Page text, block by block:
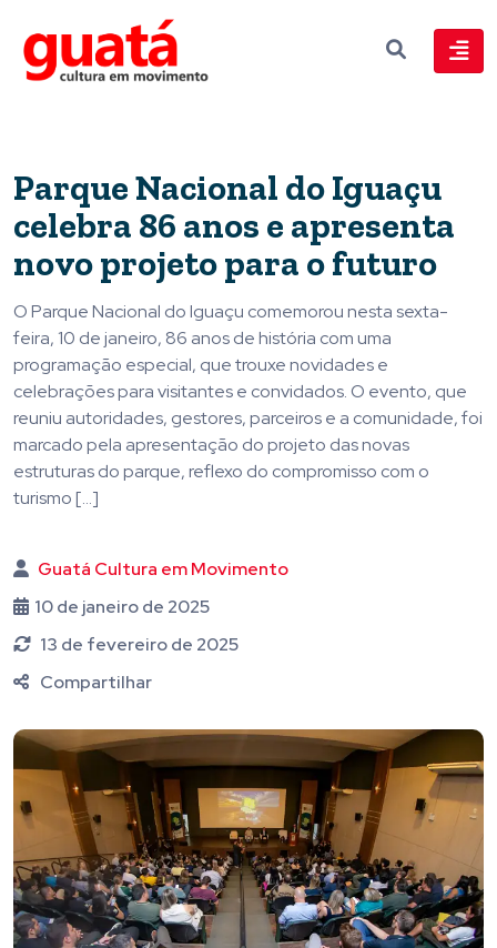
Parque Nacional do Iguaçu
celebra 86 anos e apresenta
novo projeto para o futuro
O Parque Nacional do Iguaçu comemorou nesta sexta-
feira, 10 de janeiro, 86 anos de história com uma
programação especial, que trouxe novidades e
celebrações para visitantes e convidados. O evento, que
reuniu autoridades, gestores, parceiros e a comunidade, foi
marcado pela apresentação do projeto das novas
estruturas do parque, reflexo do compromisso com o
turismo […]
Guatá Cultura em Movimento
10 de janeiro de 2025
13 de fevereiro de 2025
Compartilhar